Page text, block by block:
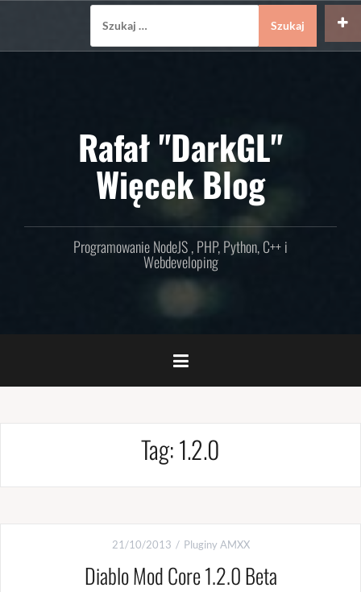
Rafał "DarkGL"
Więcek Blog
Programowanie NodeJS , PHP, Python, C++ i
Webdeveloping
Tag:1.2.0
21/10/2013 Pluginy AMXX
Diablo Mod Core 1.2.0 Beta